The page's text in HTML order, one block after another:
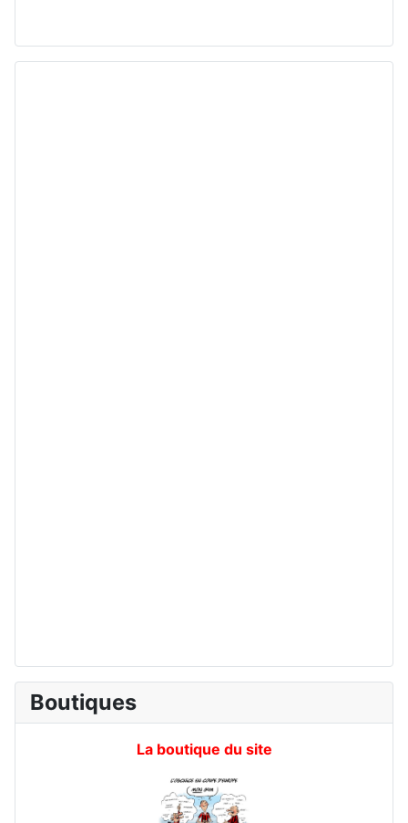
Boutiques
La boutique du site